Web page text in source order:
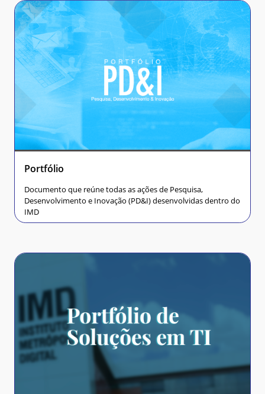
Portfólio
Documento que reúne todas as ações de Pesquisa,
Desenvolvimento e Inovação (PD&I) desenvolvidas dentro do
IMD